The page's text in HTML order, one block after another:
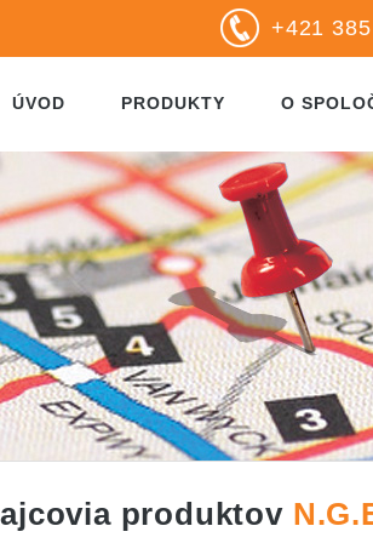
+421
ÚVOD PRODUKTY O
produktov